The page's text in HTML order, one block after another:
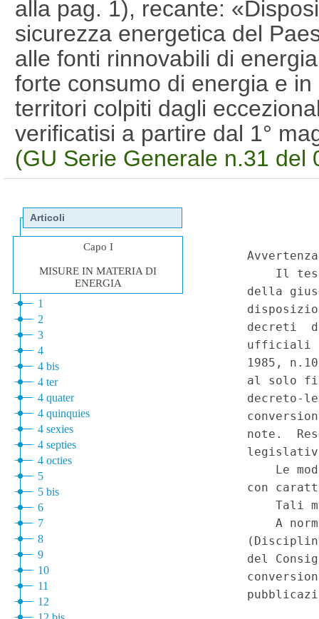
alla pag. 1), recante:
sicurezza energetica del
alle fonti rinnovabili di
forte consumo di energia e
territori colpiti dagli
verificatisi a partire dal 1°
(GU Serie Generale n.31 del